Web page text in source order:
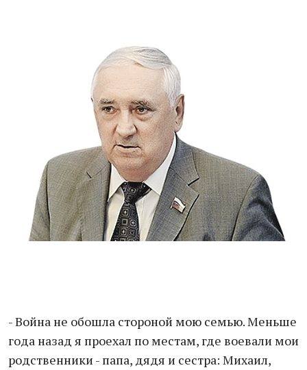
- Война не обошла стороной мою семью. Меньше
года назад я проехал по местам, где воевали мои
родственники - папа, дядя и сестра: Михаил,